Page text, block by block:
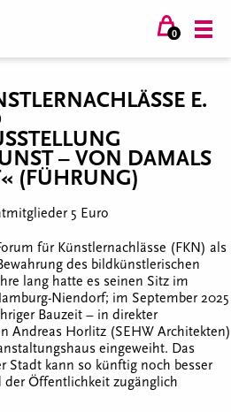
0
E.
– VON DAMALS
(FÜHRUNG)
5 Euro
für Künstlernachlässe (FKN) als
des bildkünstlerischen
lang hatte es seinen Sitz im
Niendorf; im September 2025
Bauzeit – in direkter
Andreas Horlitz (SEHW Architekten)
eingeweiht. Das
Stadt kann so künftig noch besser
der Öffentlichkeit zugänglich